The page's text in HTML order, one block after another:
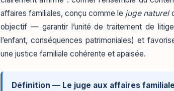
affaires familiales, conçu comme le juge naturel
objectif — garantir l’unité de traitement de
l’enfant, conséquences patrimoniales) et
une justice familiale cohérente et apaisée.
Définition — Le juge aux affaires